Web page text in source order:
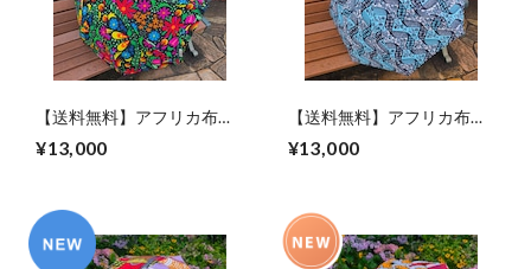
【送料無料】アフリカ布パ
ーニュの日傘
¥13,000
【送料無料】アフリカ布パ
ーニュの日傘
¥13,000